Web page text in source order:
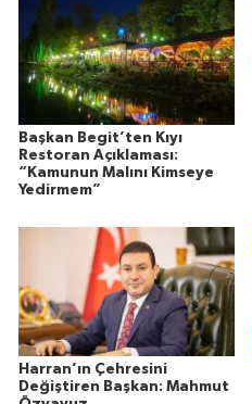
Başkan Begit’ten Kıyı
Restoran Açıklaması:
“Kamunun Malını Kimseye
Yedirmem”
Harran’ın Çehresini
Değiştiren Başkan: Mahmut